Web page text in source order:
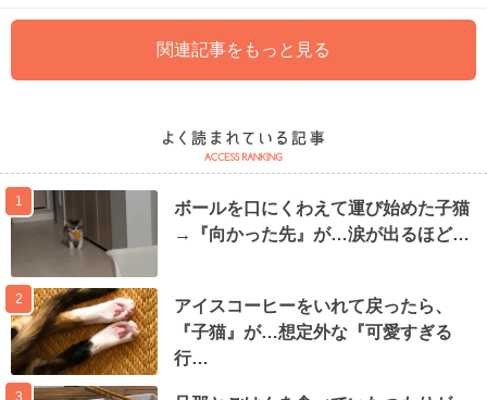
関連記事をもっと見る
1
ボールを口にくわえて運び始めた子猫
→『向かった先』が…涙が出るほど…
2
アイスコーヒーをいれて戻ったら、
『子猫』が…想定外な『可愛すぎる
行…
3